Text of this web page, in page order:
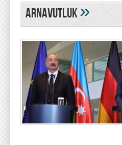
arnavutluk»